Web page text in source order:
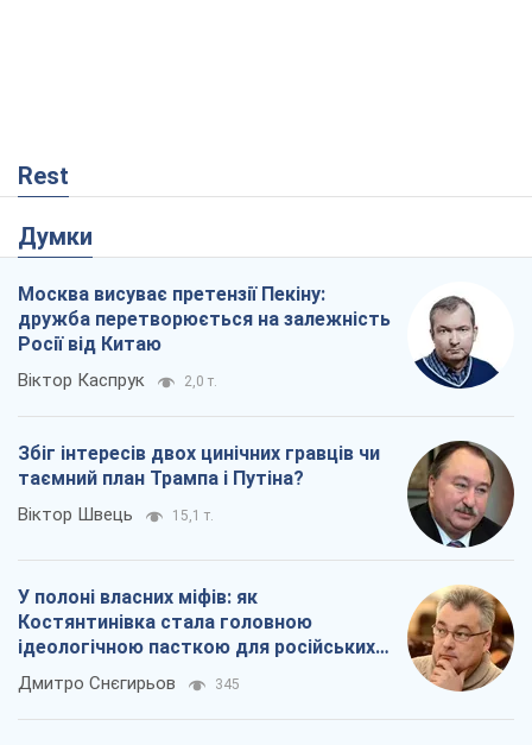
Rest
Думки
Москва висуває претензії Пекіну:
дружба перетворюється на залежність
Росії від Китаю
Віктор Каспрук 2,0 т.
Збіг інтересів двох цинічних гравців чи
таємний план Трампа і Путіна?
Віктор Швець 15,1 т.
У полоні власних міфів: як
Костянтинівка стала головною
ідеологічною пасткою для російських
окупантів
Дмитро Снєгирьов 345